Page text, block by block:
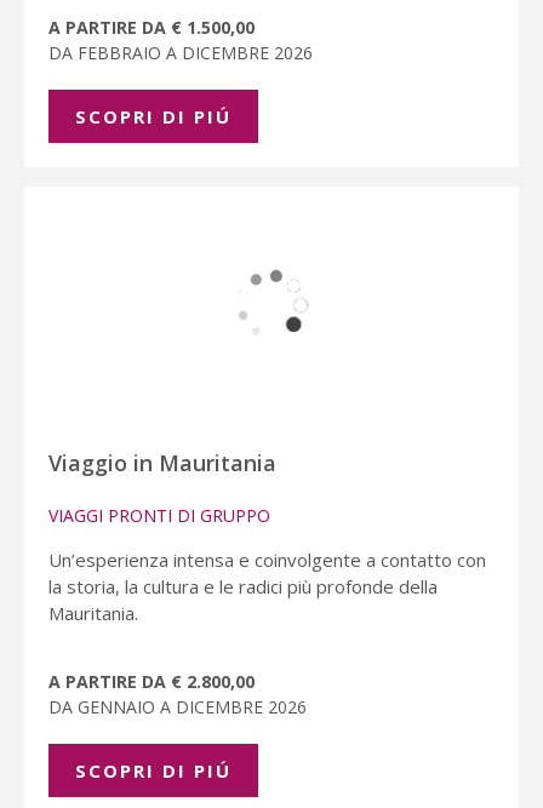
A PARTIRE DA € 1.500,00
DA FEBBRAIO A DICEMBRE 2026
SCOPRI DI PIÚ
Viaggio in Mauritania
VIAGGI PRONTI DI GRUPPO
Un’esperienza intensa e coinvolgente a contatto con
la storia, la cultura e le radici più profonde della
Mauritania.
A PARTIRE DA € 2.800,00
DA GENNAIO A DICEMBRE 2026
SCOPRI DI PIÚ